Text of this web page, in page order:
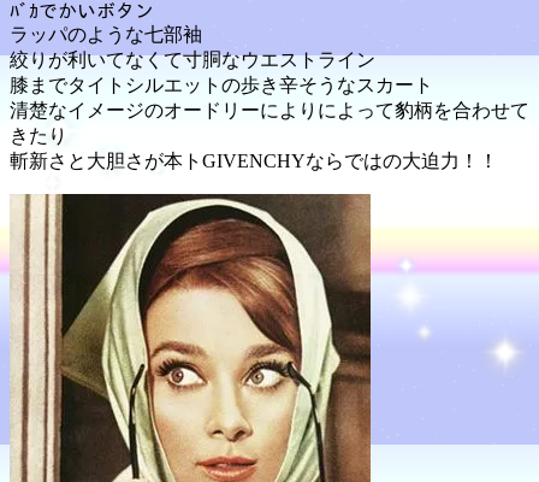
ﾊﾞｶでかいボタン
ラッパのような七部袖
絞りが利いてなくて寸胴なウエストライン
膝までタイトシルエットの歩き辛そうなスカート
清楚なイメージのオードリーによりによって豹柄を合わせて
きたり
斬新さと大胆さが本トGIVENCHYならではの大迫力！！